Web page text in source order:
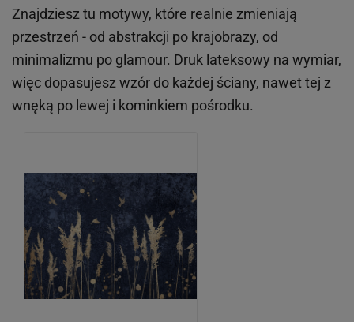
Znajdziesz tu motywy, które realnie zmieniają
przestrzeń - od abstrakcji po krajobrazy, od
minimalizmu po glamour. Druk lateksowy na wymiar,
więc dopasujesz wzór do każdej ściany, nawet tej z
wnęką po lewej i kominkiem pośrodku.